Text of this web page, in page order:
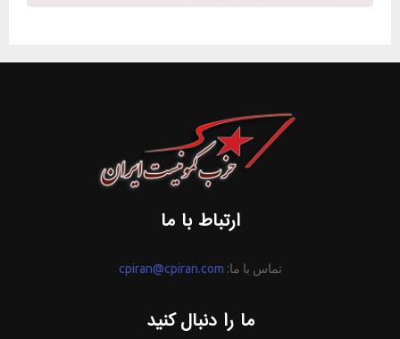
ارتباط با ما
تماس با ما: cpiran@cpiran.com
ما را دنبال کنید